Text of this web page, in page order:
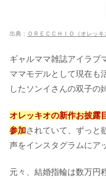
出典： ＯＲＥＣＣＨＩＯ（オレッ
ギャルママ雑誌アイラブ
ママモデルとして現在も
したソンイさんの双子の
オレッキオの新作お披露
参加されていて、ずっと
声をインスタグラムにア
元々、結婚指輪は数万円